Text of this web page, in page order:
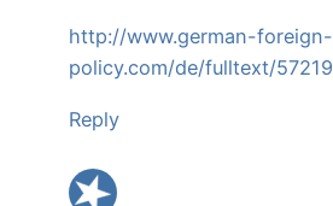
http://www.german-foreign-
policy.com/de/fulltext/57219
Reply